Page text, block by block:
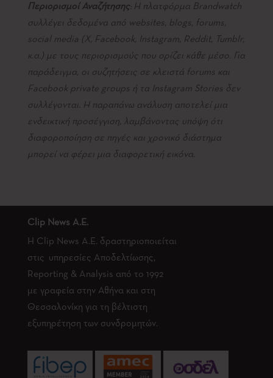
Περιορισμοί Αναζήτησης: Η πλατφόρμα Brandwatch
συλλέγει δεδομένα από websites, blogs, forums,
social media (X, Facebook, Instagram, Reddit, Tumblr,
κ.α.) με τους περιορισμούς που ορίζει κάθε μέσο. Για
παράδειγμα, οι συζητήσεις σε κλειστά forums και
Facebook private groups ή τα Instagram Stories δεν
συλλέγονται. Η παραπάνω ανάλυση αποτελεί μια
ενδεικτική προσέγγιση, λαμβάνοντας υπόψη ότι
διαφοροποίηση σε πηγές και χρονικό διάστημα
μπορεί να φέρει μια διαφορετική εικόνα.
Clip News A.E.
Η Clip News A.E. δραστηριοποιείται
στις υπηρεσίες Αποδελτίωσης,
Reporting & Analysis από το 1992
με γραφεία στην Αθήνα και στη
Θεσσαλονίκη για τη βέλτιστη
εξυπηρέτηση των συνδρομητών.